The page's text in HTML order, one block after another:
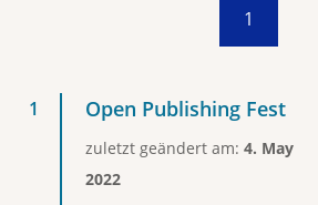
1
Open Publishing Fest
zuletzt geändert am: 4. May
2022